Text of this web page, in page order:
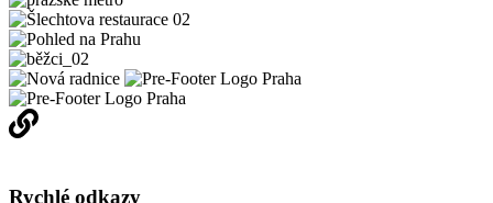
Rychlé odkazy